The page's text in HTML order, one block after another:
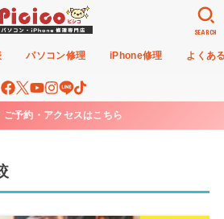
パソコン修理 iPhone修理 よくあ
SEARCH
ご予約・アクセスはこちら